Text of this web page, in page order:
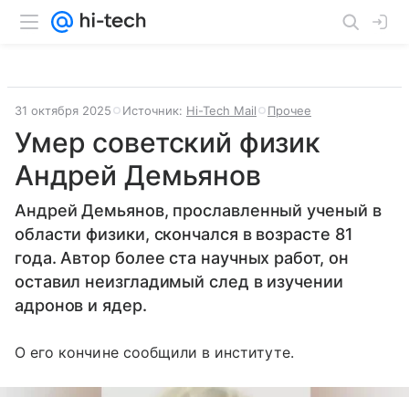
31 октября 2025 Источник: Hi-Tech Mail Прочее
Умер советский физик
Андрей Демьянов
Андрей Демьянов, прославленный ученый в
области физики, скончался в возрасте 81
года. Автор более ста научных работ, он
оставил неизгладимый след в изучении
адронов и ядер.
О его кончине сообщили в институте.